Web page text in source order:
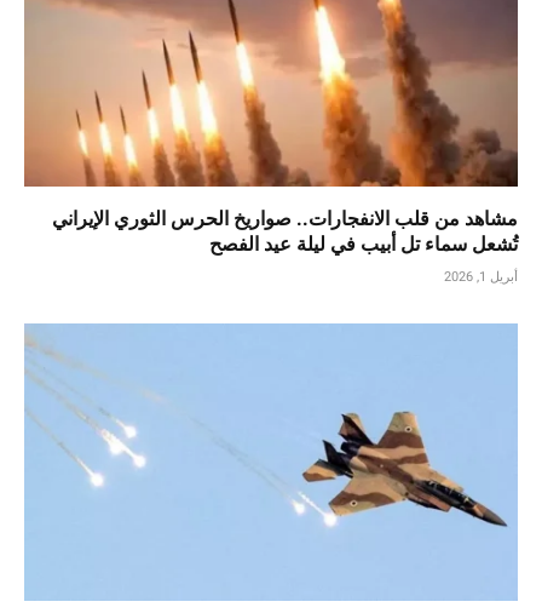
مشاهد من قلب الانفجارات.. صواريخ الحرس الثوري الإيراني
تُشعل سماء تل أبيب في ليلة عيد الفصح
أبريل 1, 2026